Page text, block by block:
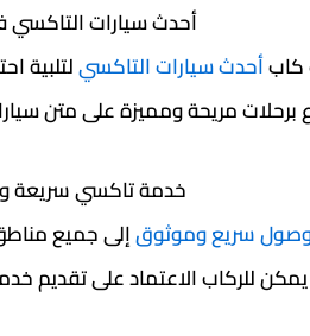
أحدث سيارات التاكسي
كابأحدث سيارات التاكسيلتلبية
برحلات مريحة ومميزة على متن
خدمة تاكسي سريعة
وصول سريع وموثوقإلى جميع
للركاب الاعتماد على تقديم